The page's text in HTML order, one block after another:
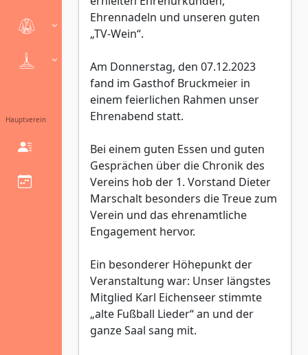
Hauptverein
Ehrennadeln und unseren guten
„TV-Wein“.
Am Donnerstag, den 07.12.2023
fand im Gasthof Bruckmeier in
einem feierlichen Rahmen unser
Ehrenabend statt.
Bei einem guten Essen und guten
Gesprächen über die Chronik des
Vereins hob der 1. Vorstand Dieter
Marschalt besonders die Treue zum
Verein und das ehrenamtliche
Engagement hervor.
Ein besonderer Höhepunkt der
Veranstaltung war: Unser längstes
Mitglied Karl Eichenseer stimmte
„alte Fußball Lieder“ an und der
ganze Saal sang mit.